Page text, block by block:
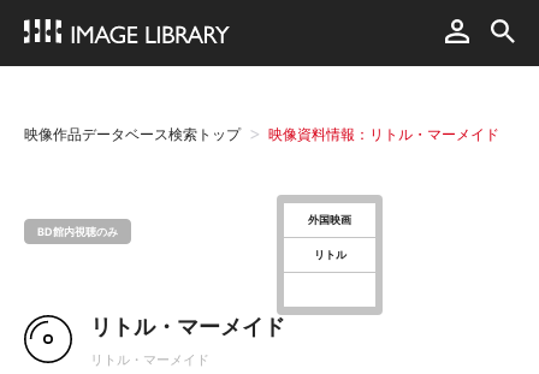
映像作品データベース検索トップ 映像資料情報：リトル・マーメイド
BD館内視聴のみ
外国映画
リトル
リトル・マーメイド
リトル・マーメイド